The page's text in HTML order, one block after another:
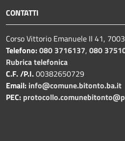
CONTATTI
Corso Vittorio Emanuele II 41,
Telefono:080 3716137, 080
Rubrica telefonica
C.F. /P.I.00382650729
Email: info@comune.bitonto.ba.it
PEC: